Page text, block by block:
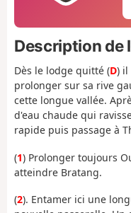
Description de
Dès le lodge quitté (D) il
prolonger sur sa rive
cette longue vallée.
d'eau chaude qui
rapide puis passage à
(1) Prolonger toujours
atteindre Bratang.
(2). Entamer ici une